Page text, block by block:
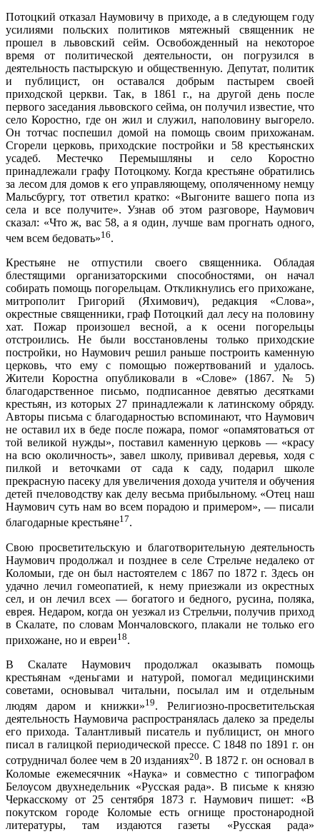
Потоцкий отказал Наумовичу в приходе, а в следующем году
усилиями польских политиков мятежный священник не
прошел в львовский сейм. Освобожденный на некоторое
время от политической деятельности, он погрузился в
деятельность пастырскую и общественную. Депутат, политик
и публицист, он оставался добрым пастырем своей
приходской церкви. Так, в 1861 г., на другой день после
первого заседания львовского сейма, он получил известие, что
село Коростно, где он жил и служил, наполовину выгорело.
Он тотчас поспешил домой на помощь своим прихожанам.
Сгорели церковь, приходские постройки и 58 крестьянских
усадеб. Местечко Перемышляны и село Коростно
принадлежали графу Потоцкому. Когда крестьяне обратились
за лесом для домов к его управляющему, ополяченному немцу
Мальсбургу, тот ответил кратко: «Выгоните вашего попа из
села и все получите». Узнав об этом разговоре, Наумович
сказал: «Что ж, вас 58, а я один, лучше вам прогнать одного,
чем всем бедовать»16.
Крестьяне не отпустили своего священника. Обладая
блестящими организаторскими способностями, он начал
собирать помощь погорельцам. Откликнулись его прихожане,
митрополит Григорий (Яхимович), редакция «Слова»,
окрестные священники, граф Потоцкий дал лесу на половину
хат. Пожар произошел весной, а к осени погорельцы
отстроились. Не были восстановлены только приходские
постройки, но Наумович решил раньше построить каменную
церковь, что ему с помощью пожертвований и удалось.
Жители Коростна опубликовали в «Слове» (1867. № 5)
благодарственное письмо, подписанное девятью десятками
крестьян, из которых 27 принадлежали к латинскому обряду.
Авторы письма с благодарностью вспоминают, что Наумович
не оставил их в беде после пожара, помог «опамятоваться от
той великой нужды», поставил каменную церковь — «красу
на всю околичность», завел школу, прививал деревья, ходя с
пилкой и веточками от сада к саду, подарил школе
прекрасную пасеку для увеличения дохода учителя и обучения
детей пчеловодству как делу весьма прибыльному. «Отец наш
Наумович суть нам во всем порадою и примером», — писали
благодарные крестьяне17.
Свою просветительскую и благотворительную деятельность
Наумович продолжал и позднее в селе Стрельче недалеко от
Коломыи, где он был настоятелем с 1867 по 1872 г. Здесь он
удачно лечил гомеопатией, к нему приезжали из окрестных
сел, и он лечил всех — богатого и бедного, русина, поляка,
еврея. Недаром, когда он уезжал из Стрельчи, получив приход
в Скалате, по словам Мончаловского, плакали не только его
прихожане, но и евреи18.
В Скалате Наумович продолжал оказывать помощь
крестьянам «деньгами и натурой, помогал медицинскими
советами, основывал читальни, посылал им и отдельным
людям даром и книжки»19. Религиозно-просветительская
деятельность Наумовича распространялась далеко за пределы
его прихода. Талантливый писатель и публицист, он много
писал в галицкой периодической прессе. С 1848 по 1891 г. он
сотрудничал более чем в 20 изданиях20. В 1872 г. он основал в
Коломые ежемесячник «Наука» и совместно с типографом
Белоусом двухнедельник «Русская рада». В письме к князю
Черкасскому от 25 сентября 1873 г. Наумович пишет: «В
покутском городе Коломые есть огнище простонародной
литературы, там издаются газеты «Русская рада»